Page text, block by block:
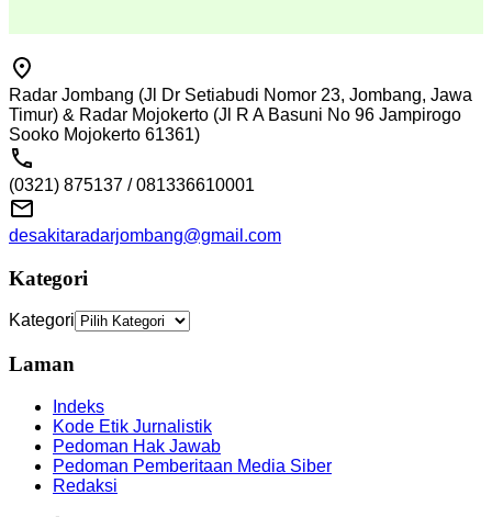
Radar Jombang (Jl Dr Setiabudi Nomor 23, Jombang, Jawa
Timur) & Radar Mojokerto (Jl R A Basuni No 96 Jampirogo
Sooko Mojokerto 61361)
(0321) 875137 / 081336610001
desakitaradarjombang@gmail.com
Kategori
Kategori
Laman
Indeks
Kode Etik Jurnalistik
Pedoman Hak Jawab
Pedoman Pemberitaan Media Siber
Redaksi